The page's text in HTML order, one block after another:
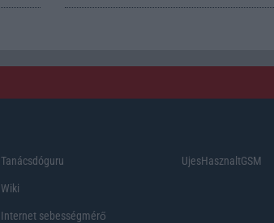
Tanácsdóguru
Wiki
Internet sebességmérő
UjesHasznaltGSM